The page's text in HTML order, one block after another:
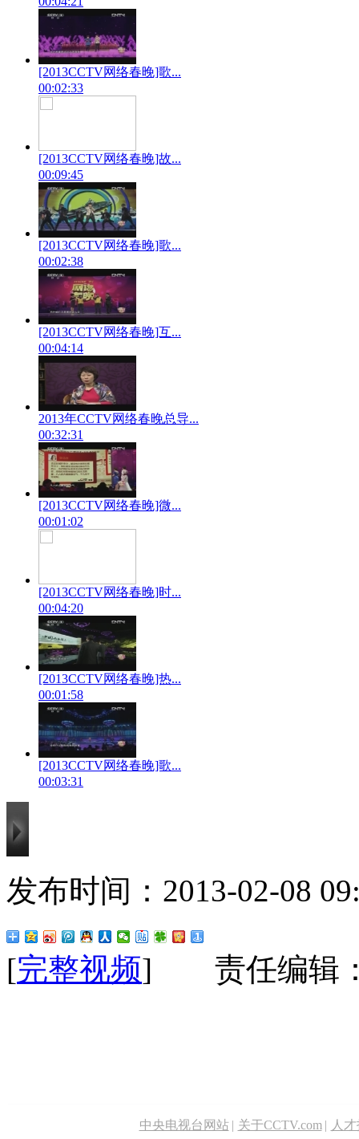
[2013CCTV网络春晚]歌...
00:02:33
[2013CCTV网络春晚]故...
00:09:45
[2013CCTV网络春晚]歌...
00:02:38
[2013CCTV网络春晚]互...
00:04:14
2013年CCTV网络春晚总导...
00:32:31
[2013CCTV网络春晚]微...
00:01:02
[2013CCTV网络春晚]时...
00:04:20
[2013CCTV网络春晚]热...
00:01:58
[2013CCTV网络春晚]歌...
00:03:31
发布时间：2013-02-08
[完整视频] 责任编辑
中央电视台网站 | 关于CCTV.com | 人